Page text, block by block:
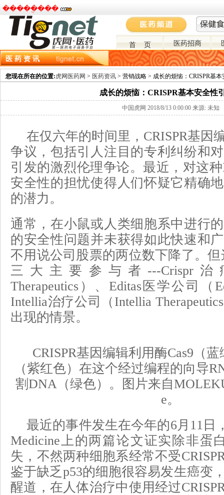
�����ֻ���
首 页 医药招商
医 药 资 讯
资讯主页 市场分析 政策环境 医药营销 医药进出口 医药招投标
您现在所在的位置:虎网医药网 > 医药资讯 > 营销战略 > 成长的烦恼：CRISPR基
成长的烦恼：CRISPR基本安全性
中国虎网 2018/8/13 0:00:00 来源: 未知
在仅六年的时间里，CRISPR基因
争议，包括引人注目的专利纠纷和
引发的激烈伦理争论。最近，对这
安全性的担忧使得人们怀疑它精确
的潜力。
通常，在小鼠或人类细胞系中进行
的安全性问题并未获得如此快速和
不用说公司股票的两位数下降了。但
三大主要参与者---Crispr治
Therapeutics）、Editas医学公司（
Intellia治疗公司（Intellia
出现的情景。
CRISPR基因编辑利用酶Cas9（
（紫红色）在这个经过编程的向导
割DNA（绿色）。图片来自
e。
最近的事件发生在今年的6月11日
Medicine上的两篇论文证实除非蛋
失，不然两种细胞系经常不受
鉴于缺乏p53的细胞很容易发生癌变
醒道，在人体治疗中使用经过